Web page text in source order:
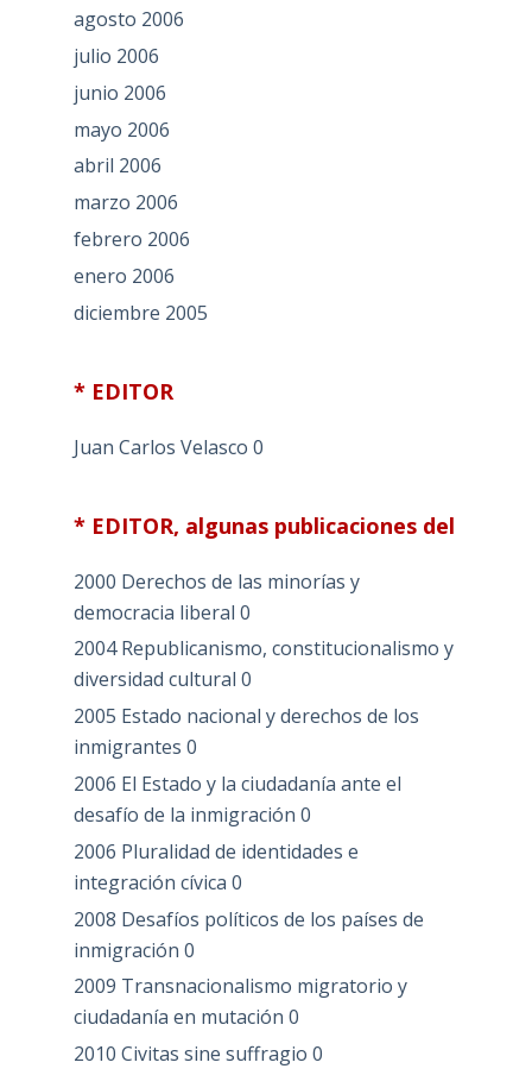
agosto 2006
julio 2006
junio 2006
mayo 2006
abril 2006
marzo 2006
febrero 2006
enero 2006
diciembre 2005
* EDITOR
Juan Carlos Velasco 0
* EDITOR, algunas publicaciones del
2000 Derechos de las minorías y
democracia liberal 0
2004 Republicanismo, constitucionalismo y
diversidad cultural 0
2005 Estado nacional y derechos de los
inmigrantes 0
2006 El Estado y la ciudadanía ante el
desafío de la inmigración 0
2006 Pluralidad de identidades e
integración cívica 0
2008 Desafíos políticos de los países de
inmigración 0
2009 Transnacionalismo migratorio y
ciudadanía en mutación 0
2010 Civitas sine suffragio 0